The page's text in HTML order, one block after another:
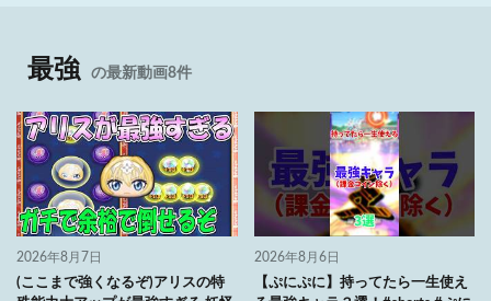
最強 の最新動画8件
2026年8月7日
(ここまで強くなるぞ)アリスの特
2026年8月6日
【ぷにぷに】持ってたら一生使え